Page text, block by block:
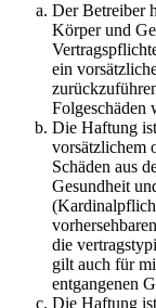
Der Betreiber
Körper und
ein
Folgeschäden
Die Haftung
vorsätzlichem
Schäden aus
Gesundheit
die
gilt auch für
entgangenen
Die Haftung